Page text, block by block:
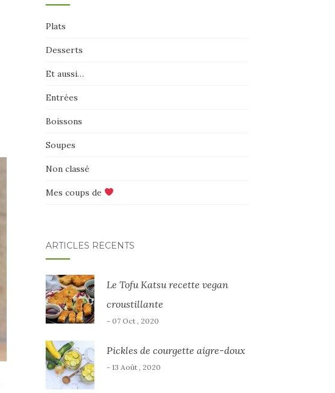
Plats
Desserts
Et aussi…
Entrées
Boissons
Soupes
Non classé
Mes coups de
ARTICLES RÉCENTS
Le Tofu Katsu recette vegan
croustillante
- 07 Oct , 2020
Pickles de courgette aigre-doux
- 13 Août , 2020